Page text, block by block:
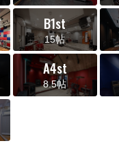
B1st
15帖
A4st
8.5帖